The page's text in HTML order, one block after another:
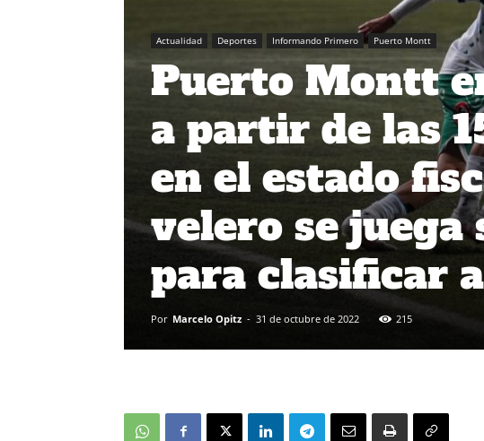
Actualidad Deportes Informando Primero Puerto Montt
Puerto Montt
a partir de las
en el estado
velero se
para clasificar
Por Marcelo Opitz - 31 de octubre de 2022 215